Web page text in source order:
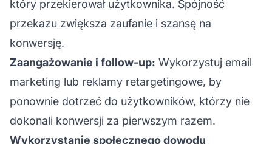
który przekierował użytkownika. Spójność
przekazu zwiększa zaufanie i szansę na
konwersję.
Zaangażowanie i follow-up: Wykorzystuj email
marketing lub reklamy retargetingowe, by
ponownie dotrzeć do użytkowników, którzy nie
dokonali konwersji za pierwszym razem.
Wykorzystanie społecznego dowodu